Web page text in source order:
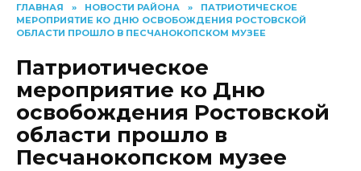
ГЛАВНАЯ » НОВОСТИ РАЙОНА »
ПАТРИОТИЧЕСКОЕ
МЕРОПРИЯТИЕ КО ДНЮ ОСВОБОЖДЕНИЯ РОСТОВСКОЙ
ОБЛАСТИ ПРОШЛО В ПЕСЧАНОКОПСКОМ МУЗЕЕ
Патриотическое
мероприятие ко Дню
освобождения Ростовской
области прошло в
Песчанокопском музее